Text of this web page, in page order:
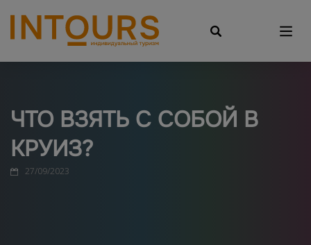
ЧТО ВЗЯТЬ С СОБОЙ В
КРУИЗ?
27/09/2023